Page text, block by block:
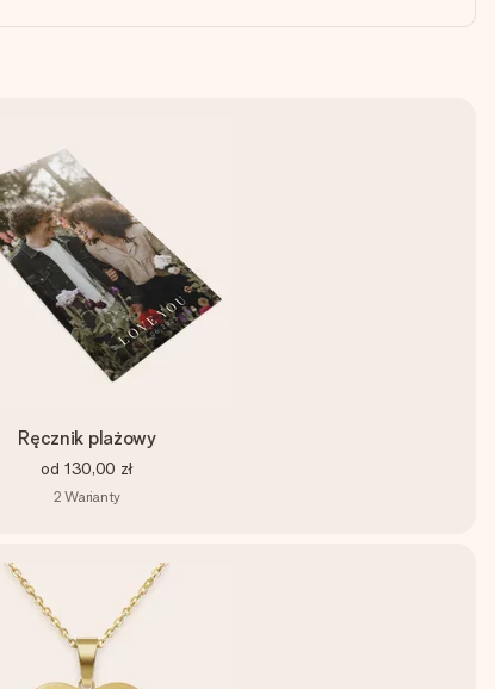
Ręcznik plażowy
od 130,00 zł
2 Warianty